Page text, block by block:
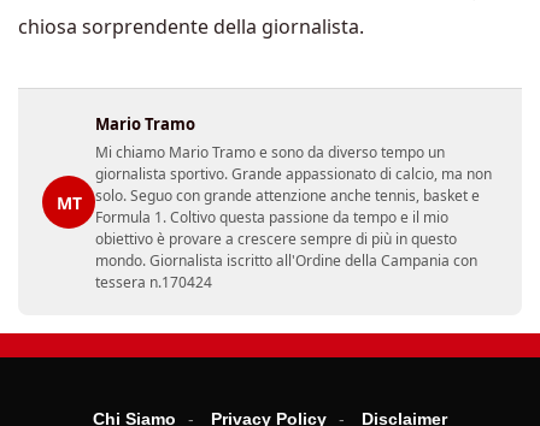
chiosa sorprendente della giornalista.
MT
Mario Tramo
Mi chiamo Mario Tramo e sono da diverso tempo un
giornalista sportivo. Grande appassionato di calcio, ma non
solo. Seguo con grande attenzione anche tennis, basket e
Formula 1. Coltivo questa passione da tempo e il mio
obiettivo è provare a crescere sempre di più in questo
mondo. Giornalista iscritto all'Ordine della Campania con
tessera n.170424
Chi Siamo Privacy Policy Disclaimer